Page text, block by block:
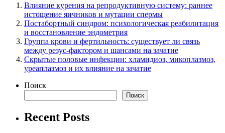
Влияние курения на репродуктивную систему: раннее
истощение яичников и мутации спермы
Постабортный синдром: психологическая реабилитация
и восстановление эндометрия
Группа крови и фертильность: существует ли связь
между резус-фактором и шансами на зачатие
Скрытые половые инфекции: хламидиоз, микоплазмоз,
уреаплазмоз и их влияние на зачатие
Поиск
Поиск
Recent Posts